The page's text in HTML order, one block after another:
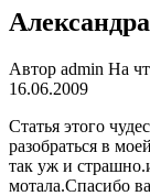
Александра
Автор admin На
16.06.2009
Статья этого
разобраться в
так уж и
мотала.Спасибо